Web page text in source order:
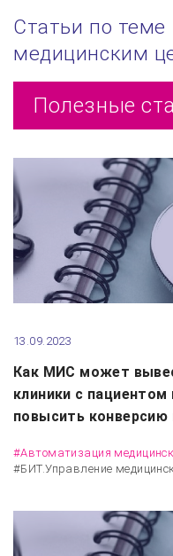
Статьи по
медицинским
Полезные
13.09.2023
Как МИС может
клиники с
повысить конверсию
#Автоматизация
#БИТ.Управление